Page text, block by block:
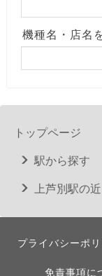
機種名・店名
トップページ
駅から探す
上芦別駅の
プライバシーポ
免責事項に